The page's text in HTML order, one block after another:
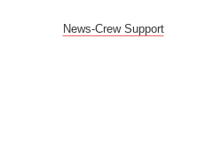
News-Crew Supportgern weiter!